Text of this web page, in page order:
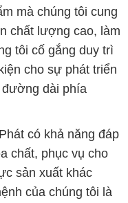
mà chúng tôi cung
chất lượng cao, làm
tôi cố gắng duy trì
cho sự phát triển
dài phía
có khả năng đáp
chất, phục vụ cho
sản xuất khác
của chúng tôi là